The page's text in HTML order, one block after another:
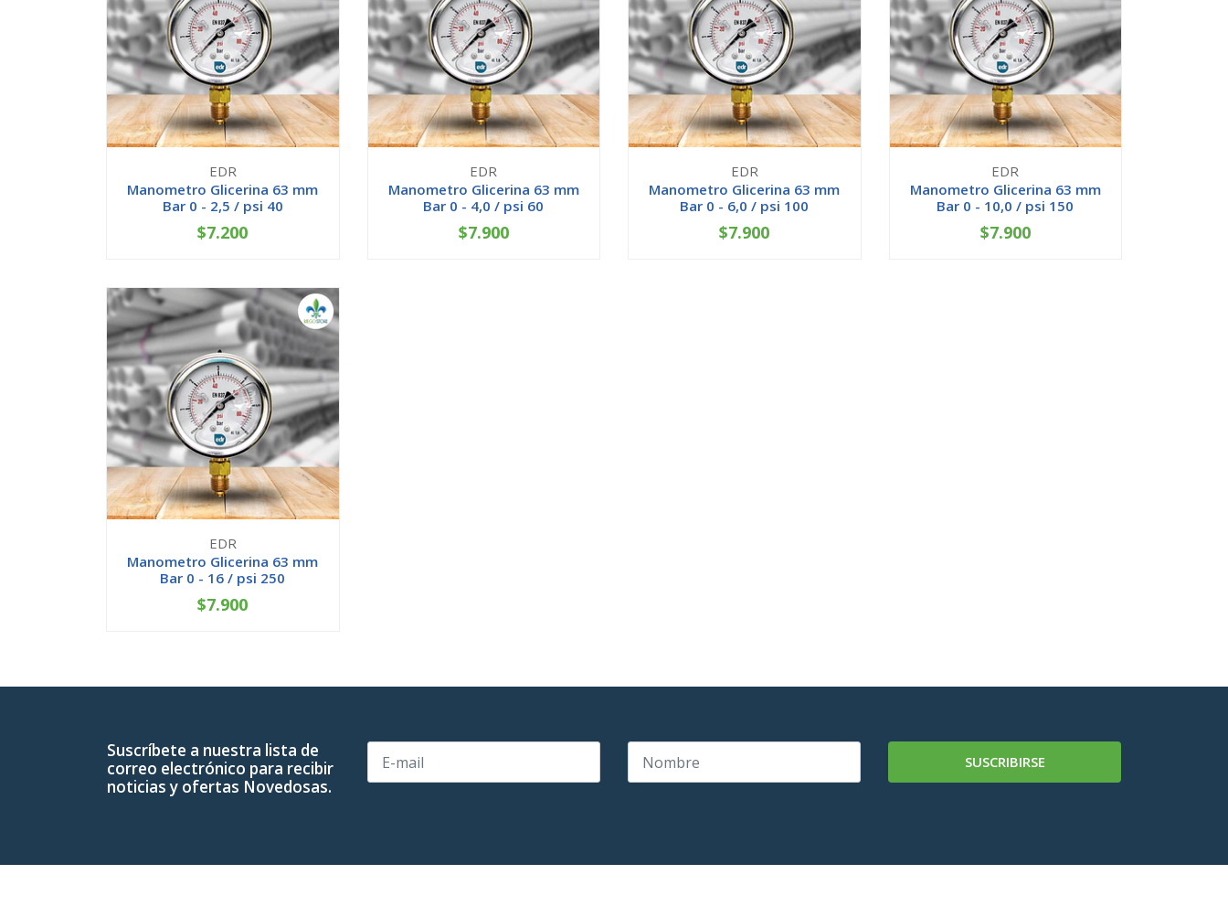
EDR
Manometro Glicerina 63 mm
Bar 0 - 2,5 / psi 40
+
$7.200
EDR
Manometro Glicerina 63 mm
Bar 0 - 4,0 / psi 60
+
$7.900
EDR
Manometro Glicerina 63 mm
Bar 0 - 6,0 / psi 100
+
$7.900
EDR
Manometro Glicerina 63 mm
Bar 0 - 10,0 / psi 150
+
$7.900
EDR
Manometro Glicerina 63 mm
Bar 0 - 16 / psi 250
+
$7.900
Suscríbete a nuestra lista de
correo electrónico para recibir
noticias y ofertas Novedosas.
SUSCRIBIRSE